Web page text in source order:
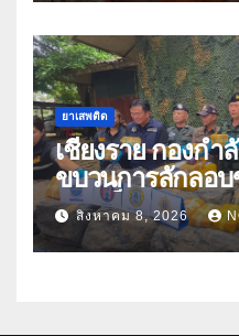
ยาเสพติด
เชียงราย กองกำ
ขบวนการลักลอ
ล้านเม็ด
สิงหาคม 8, 2026